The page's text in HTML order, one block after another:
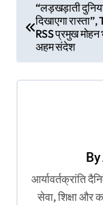
“लड़खड़ाती
दिखाएगा
RSS प्रमुख मोहन
अहम संदेश
By
आर्यावर्तक्रांति
सेवा, शिक्षा और